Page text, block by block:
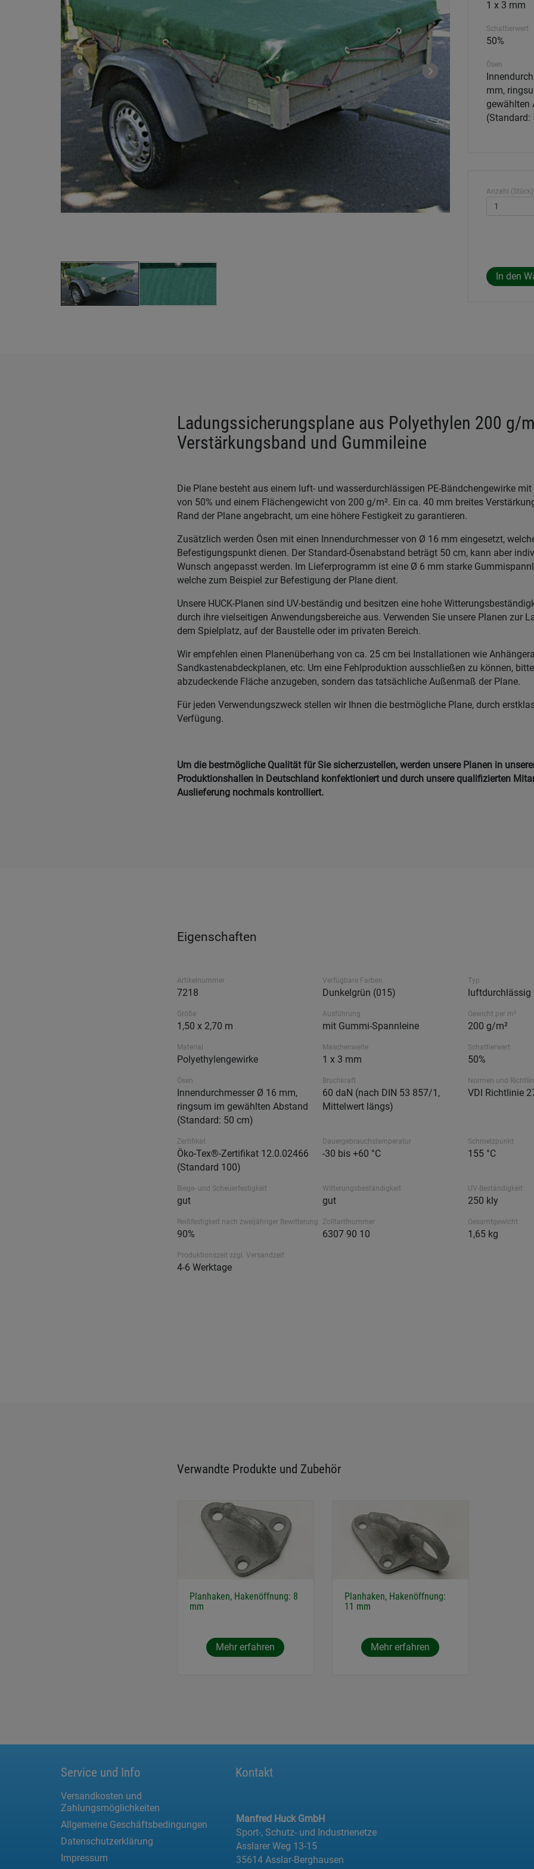
1 x 3 mm
Schattierwert
50%
Ösen
mm,
gewählten
(Standard:
Anzahl (Stück):
Ladungssicherungsplane aus Polyethylen 200 g/
Verstärkungsband und Gummileine
Die Plane besteht aus einem luft- und wasserdurchlässigen PE-Bändchengewirke
von 50% und einem Flächengewicht von 200 g/m². Ein ca. 40 mm breites
Rand der Plane angebracht, um eine höhere Festigkeit zu garantieren.
Zusätzlich werden Ösen mit einen Innendurchmesser von Ø 16 mm eingesetzt,
Befestigungspunkt dienen. Der Standard-Ösenabstand beträgt 50 cm, kann aber
Wunsch angepasst werden. Im Lieferprogramm ist eine Ø 6 mm starke
welche zum Beispiel zur Befestigung der Plane dient.
Unsere HUCK-Planen sind UV-beständig und besitzen eine hohe
durch ihre vielseitigen Anwendungsbereiche aus. Verwenden Sie unsere Planen zur
dem Spielplatz, auf der Baustelle oder im privaten Bereich.
Wir empfehlen einen Planenüberhang von ca. 25 cm bei Installationen wie
Sandkastenabdeckplanen, etc. Um eine Fehlproduktion ausschließen zu können,
abzudeckende Fläche anzugeben, sondern das tatsächliche Außenmaß der Plane.
Für jeden Verwendungszweck stellen wir Ihnen die bestmögliche Plane, durch
Verfügung.
Um die bestmögliche Qualität für Sie sicherzustellen, werden unsere Planen in
Produktionshallen in Deutschland konfektioniert und durch unsere qualifizierten
Auslieferung nochmals kontrolliert.
Eigenschaften
Artikelnummer
7218
Verfügbare Farben
Dunkelgrün (015)
Typ
luftdurchlässig
Größe
1,50 x 2,70 m
Ausführung
mit Gummi-Spannleine
Gewicht per m²
200 g/m²
Material
Polyethylengewirke
Maschenweite
1 x 3 mm
Schattierwert
50%
Ösen
Innendurchmesser Ø 16 mm,
ringsum im gewählten Abstand
(Standard: 50 cm)
Bruchkraft
60 daN (nach DIN 53 857/1,
Mittelwert längs)
Normen und
VDI Richtlinie
Zertifikat
Öko-Tex®-Zertifikat 12.0.02466
(Standard 100)
Dauergebrauchstemperatur
-30 bis +60 °C
Schmelzpunkt
155 °C
Biege- und Scheuerfestigkeit
gut
Witterungsbeständigkeit
gut
UV-Beständigkeit
250 kly
Reißfestigkeit nach zweijähriger Bewitterung
90%
Zolltarifnummer
6307 90 10
Gesamtgewicht
1,65 kg
Produktionszeit zzgl. Versandzeit
4-6 Werktage
Verwandte Produkte und Zubehör
Planhaken, Hakenöffnung: 8
mm
Mehr erfahren
Planhaken, Hakenöffnung:
11 mm
Mehr erfahren
Service und Info
Versandkosten und
Zahlungsmöglichkeiten
Allgemeine Geschäftsbedingungen
Datenschutzerklärung
Impressum
Kontakt
Manfred Huck GmbH
Sport-, Schutz- und Industrienetze
Asslarer Weg 13-15
35614 Asslar-Berghausen